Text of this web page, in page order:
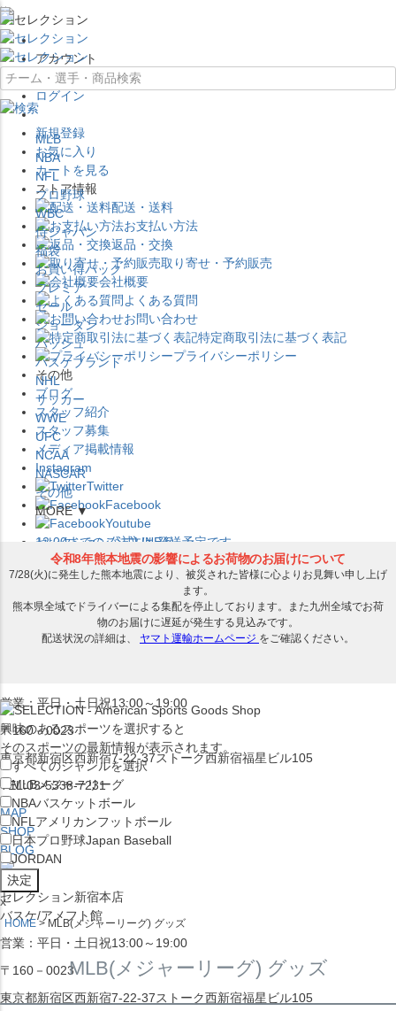
×
アカウント
ログイン
新規登録
お気に入り
カートを見る
ストア情報
配送・送料
お支払い方法
返品・交換
取り寄せ・予約販売
会社概要
よくある質問
お問い合わせ
特定商取引法に基づく表記
プライバシーポリシー
その他
ブログ
スタッフ紹介
スタッフ募集
メディア掲載情報
Instagram
Twitter
Facebook
Youtube
セレクション公式LINE@
営業：平日・土日祝13:00～19:00
〒160－0023
東京都新宿区西新宿7-22-37ストーク西新宿福星ビル105
TEL:03-5338-7231
MAP
SHOP
BLOG
セレクション新宿本店
バスケ/アメフト館
営業：平日・土日祝13:00～19:00
〒160－0023
東京都新宿区西新宿7-22-37ストーク西新宿福星ビル105
MLB
NBA
NFL
プロ野球
WBC
侍ジャパン
福袋
お買い得パック
プレミア
セール
ジョーダン
バッシュ
バスケブランド
NHL
サッカー
WWE
UFC
NCAA
NASCAR
その他
MORE ▼
12:00までのご注文は発送予定です。
在庫品は 1-3営業日内で発送!! ※お取寄せ商品は対象外
興味のあるスポーツを選択すると
そのスポーツの最新情報が表示されます。
すべてのジャンルを選択
MLBメジャーリーグ
NBAバスケットボール
NFL アメリカンフットボール
日本プロ野球Japan Baseball
JORDAN
x
HOME MLB(メジャーリーグ) グッズ
MLB(メジャーリーグ) グッズ